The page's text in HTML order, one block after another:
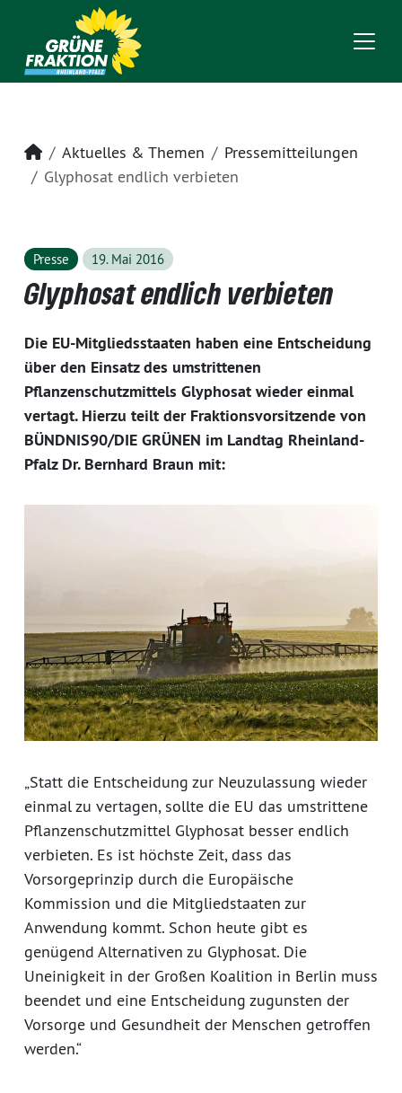
Startseite
Aktuelles & Themen
Pressemitteilungen
Glyphosat endlich verbieten
Presse 19. Mai 2016
Glyphosat endlich verbieten
Die EU-Mitgliedsstaaten haben eine Entscheidung
über den Einsatz des umstrittenen
Pflanzenschutzmittels Glyphosat wieder einmal
vertagt. Hierzu teilt der Fraktionsvorsitzende von
BÜNDNIS90/DIE GRÜNEN im Landtag Rheinland-
Pfalz Dr. Bernhard Braun mit:
„Statt die Entscheidung zur Neuzulassung wieder
einmal zu vertagen, sollte die EU das umstrittene
Pflanzenschutzmittel Glyphosat besser endlich
verbieten. Es ist höchste Zeit, dass das
Vorsorgeprinzip durch die Europäische
Kommission und die Mitgliedstaaten zur
Anwendung kommt. Schon heute gibt es
genügend Alternativen zu Glyphosat. Die
Uneinigkeit in der Großen Koalition in Berlin muss
beendet und eine Entscheidung zugunsten der
Vorsorge und Gesundheit der Menschen getroffen
werden.“